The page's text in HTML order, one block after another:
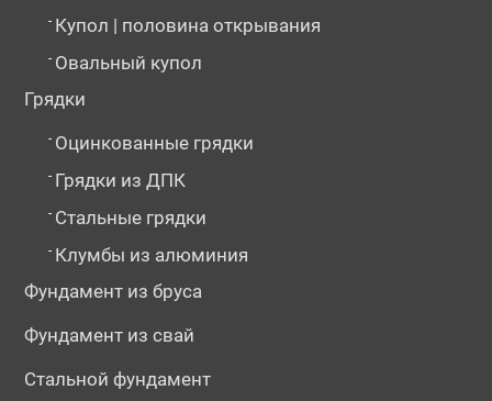
- Купол | половина открывания
- Овальный купол
Грядки
- Оцинкованные грядки
- Грядки из ДПК
- Стальные грядки
- Клумбы из алюминия
Фундамент из бруса
Фундамент из свай
Стальной фундамент